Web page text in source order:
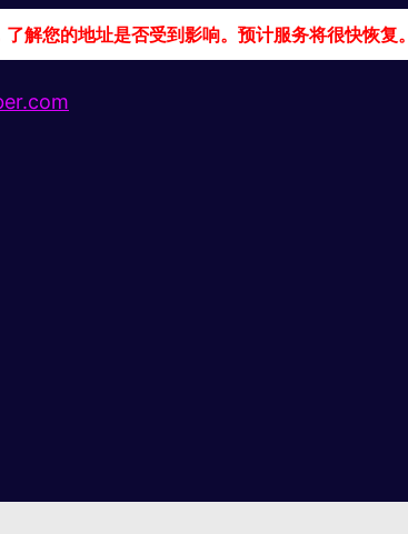
解您的地址是否受到影响。预计服务将很快恢复